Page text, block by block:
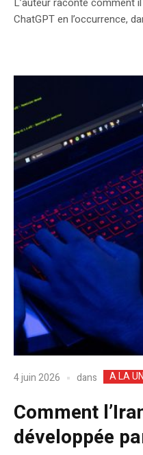
ChatGPT en l’occurrence,
4 juin 2026 dans A LA
Comment
développée